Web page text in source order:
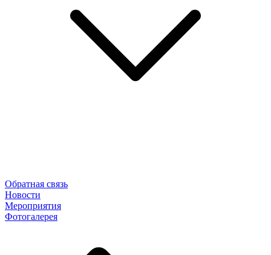
Обратная связь
Новости
Мероприятия
Фотогалерея